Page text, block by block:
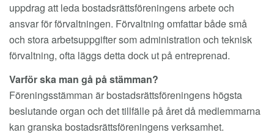
uppdrag att leda bostadsrättsföreningens arbete och
ansvar för förvaltningen. Förvaltning omfattar både små
och stora arbetsuppgifter som administration och teknisk
förvaltning, ofta läggs detta dock ut på entreprenad.
Varför ska man gå på stämman?
Föreningsstämman är bostadsrättsföreningens högsta
beslutande organ och det tillfälle på året då medlemmarna
kan granska bostadsrättsföreningens verksamhet.